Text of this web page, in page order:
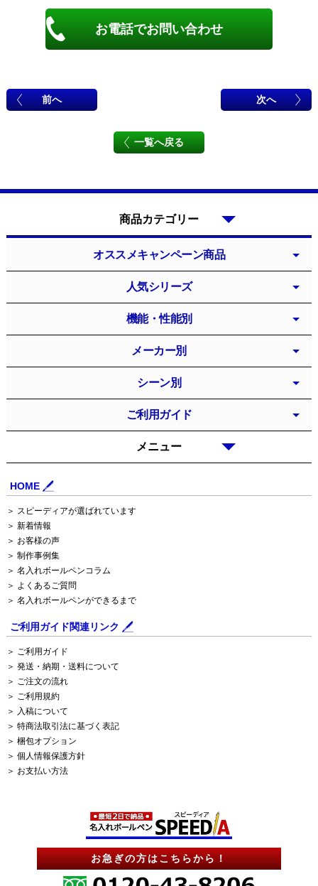
お電話でお問い合わせ
前へ 次へ
一覧へ戻る
お急ぎの方はこちらから！
HOME
＞ スピーディアが選ばれています
＞ 新着情報
＞ お客様の声
＞ 制作事例集
＞ 名入れボールペンコラム
＞ よくあるご質問
＞ 名入れボールペンができるまで
ご利用ガイド関連リンク
＞ ご利用ガイド
＞ 発送・納期・送料について
＞ ご注文の流れ
＞ ご利用規約
＞ 入稿について
＞ 特商法取引法に基づく表記
＞ 梱包オプション
＞ 個人情報保護方針
＞ お支払い方法
メニュー
オススメキャンペーン商品
人気シリーズ
機能・性能別
メーカー別
シーン別
ご利用ガイド
商品カテゴリー